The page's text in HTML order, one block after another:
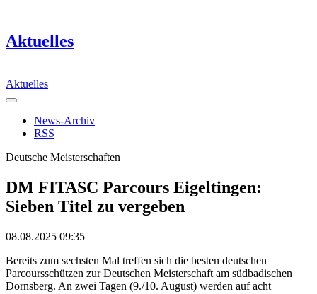
Aktuelles
Aktuelles
News-Archiv
RSS
Deutsche Meisterschaften
DM FITASC Parcours Eigeltingen:
Sieben Titel zu vergeben
08.08.2025 09:35
Bereits zum sechsten Mal treffen sich die besten deutschen
Parcoursschützen zur Deutschen Meisterschaft am südbadischen
Dornsberg. An zwei Tagen (9./10. August) werden auf acht